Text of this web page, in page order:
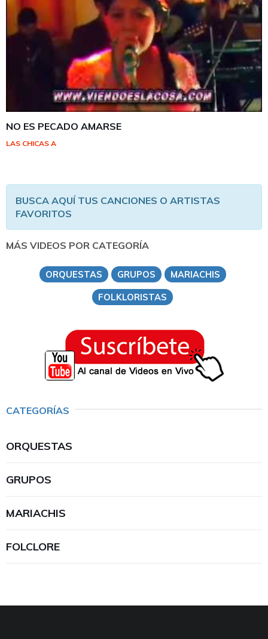
NO ES PECADO AMARSE
LAS CHICAS A
BUSCA AQUÍ TUS CANCIONES O ARTISTAS
FAVORITOS
MÁS VIDEOS POR CATEGORÍA
ORQUESTAS GRUPOS
MARIACHIS
FOLKLORISTAS
CATEGORÍAS
ORQUESTAS
GRUPOS
MARIACHIS
FOLCLORE